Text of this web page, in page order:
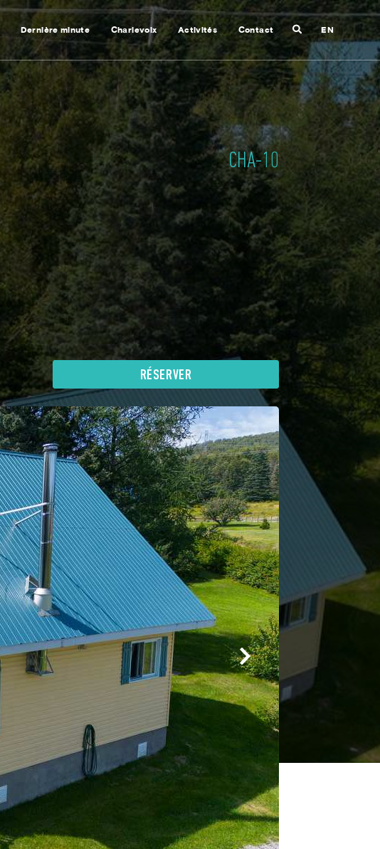
Dernière minute Charlevoix Activités Contact Recherche
EN
Fermer
la
recherche
CHA-10
RÉSERVER